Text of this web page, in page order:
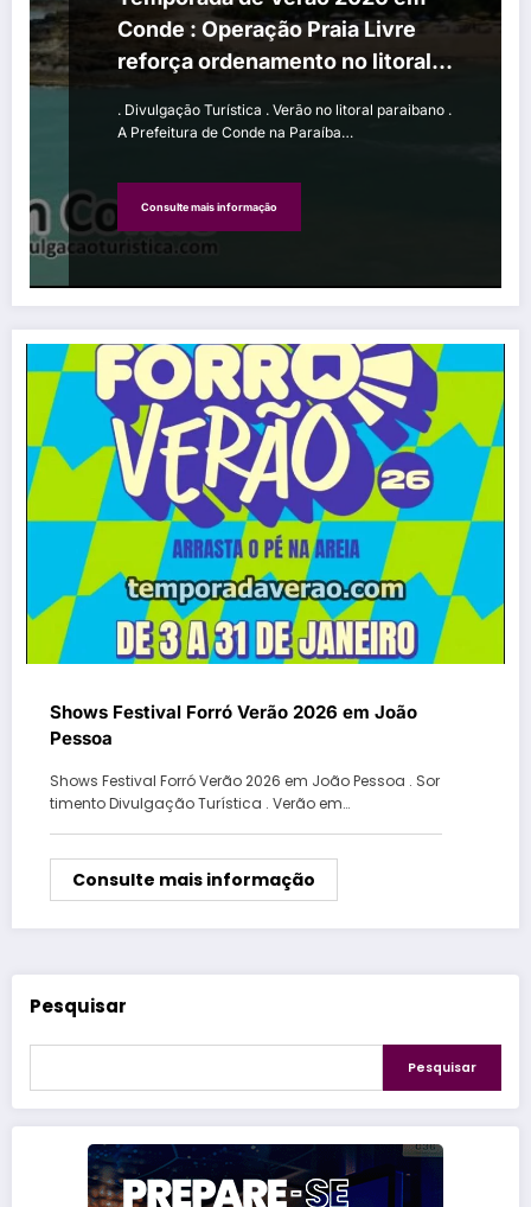
Conde : Operação Praia Livre
reforça ordenamento no litoral
. Divulgação Turística . Verão no litoral paraibano .
A Prefeitura de Conde na Paraíba…
Consulte mais informação
Shows Festival Forró Verão 2026 em João
Pessoa
Shows Festival Forró Verão 2026 em João Pessoa . Sor
timento Divulgação Turística . Verão em…
Consulte mais informação
Pesquisar
Pesquisar